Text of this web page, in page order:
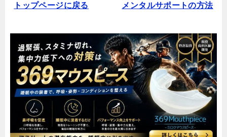
トップページに戻る メンタルサポートの方法